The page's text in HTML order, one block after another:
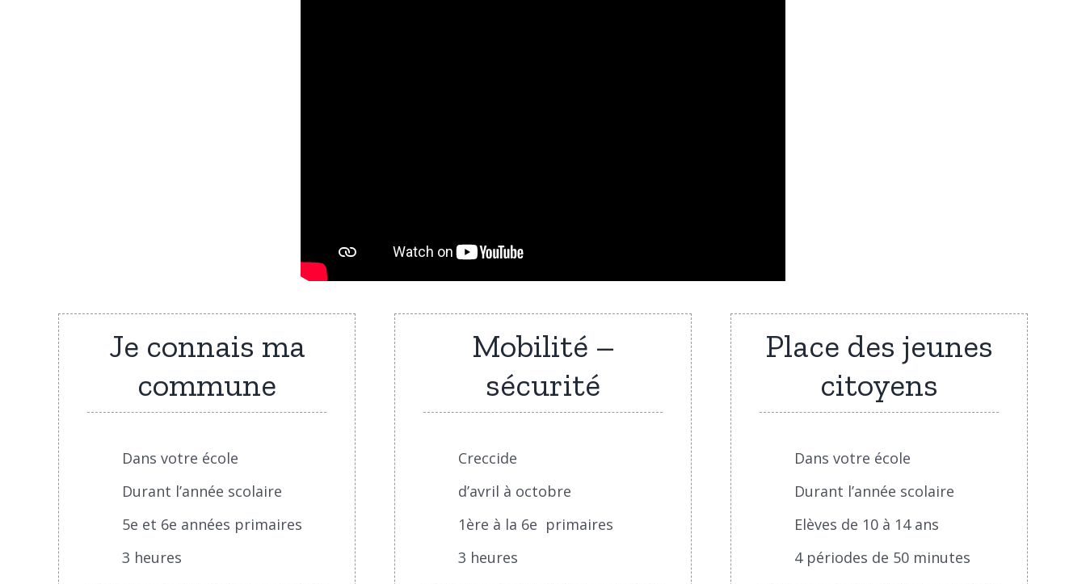
Je connais ma
commune
Dans votre école
Durant l’année scolaire
5e et 6e années primaires
3 heures
Mobilité –
sécurité
Creccide
d’avril à octobre
1ère à la 6e primaires
3 heures
Place des jeunes
citoyens
Dans votre école
Durant l’année scolaire
Elèves de 10 à 14 ans
4 périodes de 50 minutes